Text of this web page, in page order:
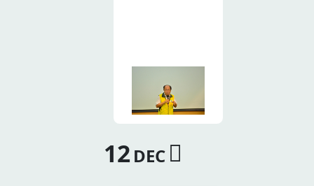
色品種的小果
番茄帶回家，
與家人分享色
番茄，全家人
票選出最喜歡
現場民眾安心
施用堆肥場生
熟、高品質」
且適合作為大
果及小果番茄
之嫁接砧木，
穩定番茄產業
發展，提供番
添榮分場長說
明硬質玉米栽
新品種‘臺南31
會」，現場來
自農業部及所
縣、嘉義縣
12 DEC